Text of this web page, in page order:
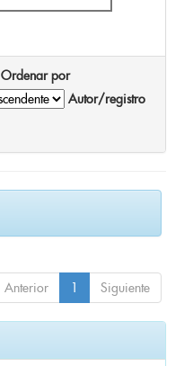
Ordenar por
Autor/registro
Anterior 1 Siguiente